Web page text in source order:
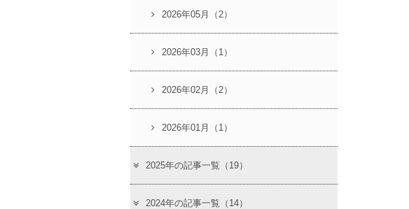
2026年05月（2）
2026年03月（1）
2026年02月（2）
2026年01月（1）
2025年の記事一覧（19）
2024年の記事一覧（14）